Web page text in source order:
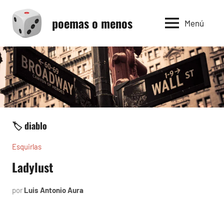
contenido
poemas o menos Menú
🏷️ diablo
Esquirlas
Ladylust
por Luis Antonio Aura